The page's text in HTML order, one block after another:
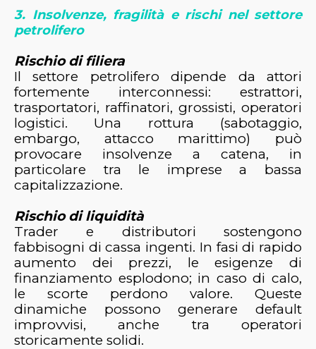
3. Insolvenze, fragilità e rischi nel settore
petrolifero
Rischio di filiera
Il settore petrolifero dipende da attori
fortemente interconnessi: estrattori,
trasportatori, raffinatori, grossisti, operatori
logistici. Una rottura (sabotaggio,
embargo, attacco marittimo) può
provocare insolvenze a catena, in
particolare tra le imprese a bassa
capitalizzazione.
Rischio di liquidità
Trader e distributori sostengono
fabbisogni di cassa ingenti. In fasi di rapido
aumento dei prezzi, le esigenze di
finanziamento esplodono; in caso di calo,
le scorte perdono valore. Queste
dinamiche possono generare default
improvvisi, anche tra operatori
storicamente solidi.